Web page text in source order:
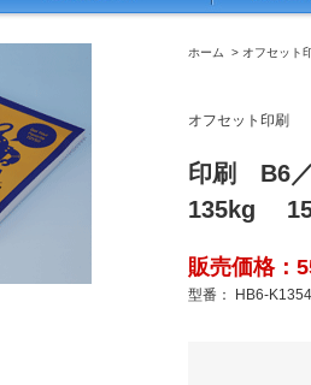
ホーム > オフセット
オフセット印刷
印刷 B6／
135kg
販売価格：
型番： HB6-